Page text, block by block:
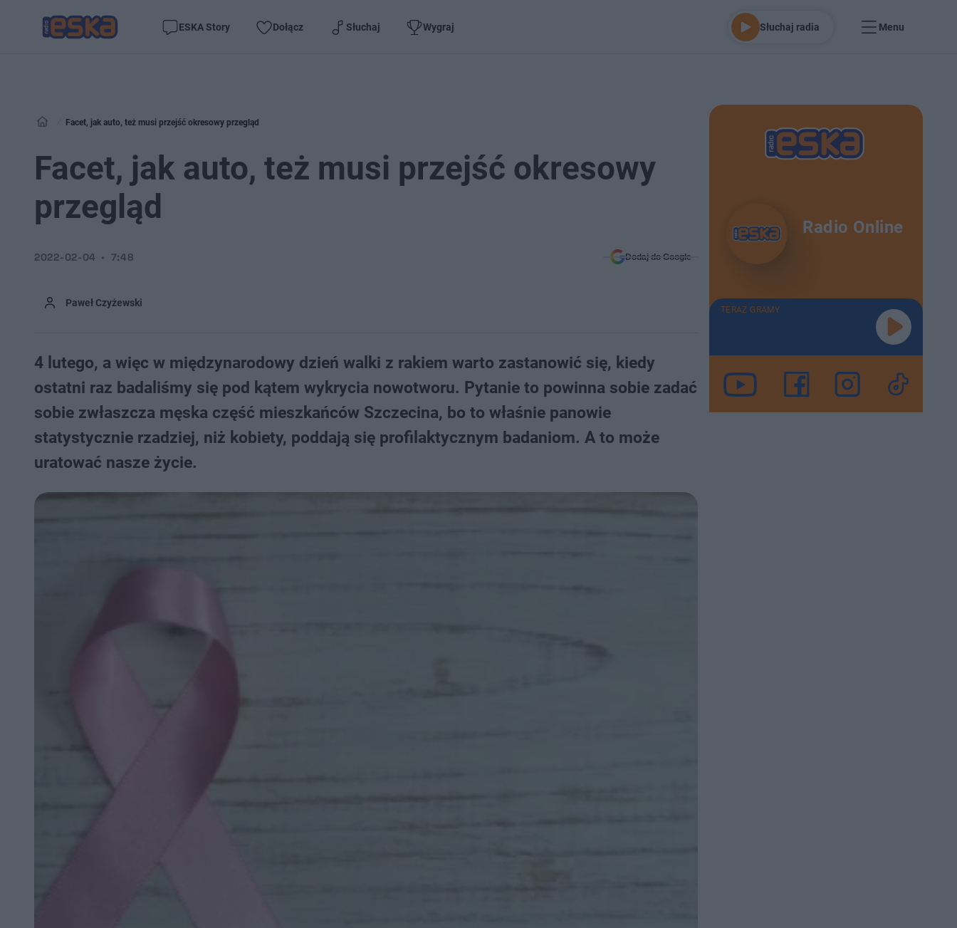
ESKA Story Dołącz Słuchaj Wygraj Słuchaj radia Menu
Facet, jak auto, też musi przejść okresowy przegląd
Facet, jak auto, też musi przejść okresowy
przegląd
Paweł Czyżewski
2022-02-04 7:48 Dodaj do Google
4 lutego, a więc w międzynarodowy dzień walki z rakiem warto zastanowić się, kiedy
ostatni raz badaliśmy się pod kątem wykrycia nowotworu. Pytanie to powinna sobie zadać
sobie zwłaszcza męska część mieszkańców Szczecina, bo to właśnie panowie
statystycznie rzadziej, niż kobiety, poddają się profilaktycznym badaniom. A to może
uratować nasze życie.
Radio Online
TERAZ GRAMY